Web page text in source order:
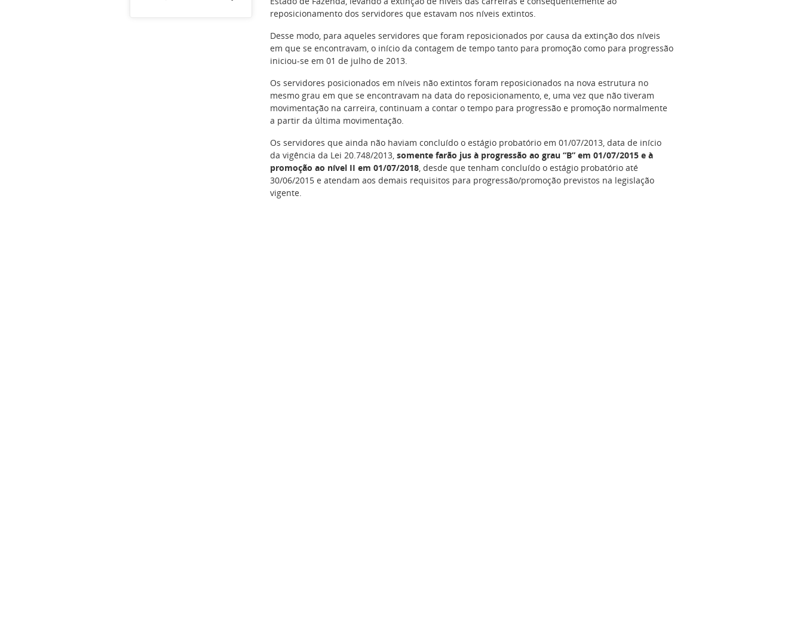
reposicionamento dos servidores que estavam nos níveis extintos.
Desse modo, para aqueles servidores que foram reposicionados por causa da extinção dos níveis
em que se encontravam, o início da contagem de tempo tanto para promoção como para progressão
iniciou-se em 01 de julho de 2013.
Os servidores posicionados em níveis não extintos foram reposicionados na nova estrutura no
mesmo grau em que se encontravam na data do reposicionamento, e, uma vez que não tiveram
movimentação na carreira, continuam a contar o tempo para progressão e promoção normalmente
a partir da última movimentação.
Os servidores que ainda não haviam concluído o estágio probatório em 01/07/2013, data de início
da vigência da Lei 20.748/2013, somente farão jus à progressão ao grau “B” em 01/07/2015 e à
promoção ao nível II em 01/07/2018, desde que tenham concluído o estágio probatório até
30/06/2015 e atendam aos demais requisitos para progressão/promoção previstos na legislação
vigente.